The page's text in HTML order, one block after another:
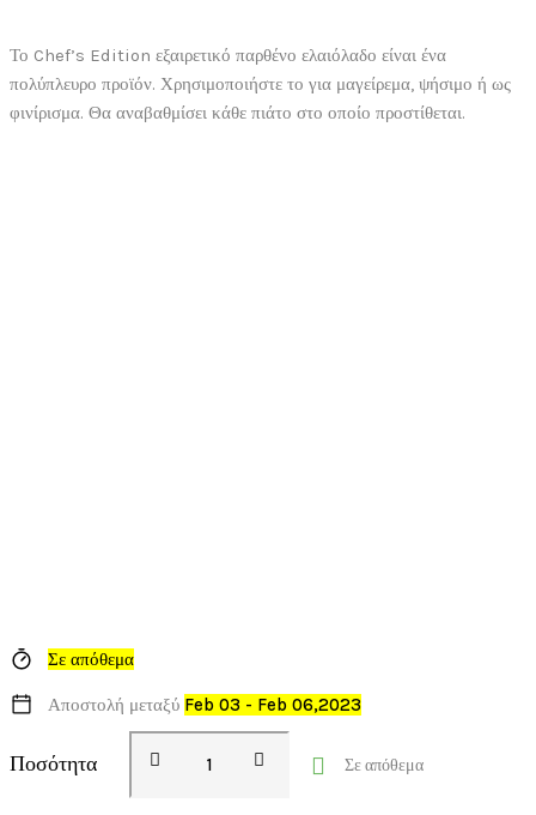
Το Chef’s Edition εξαιρετικό παρθένο ελαιόλαδο είναι ένα
πολύπλευρο προϊόν. Χρησιμοποιήστε το για μαγείρεμα, ψήσιμο ή ως
φινίρισμα. Θα αναβαθμίσει κάθε πιάτο στο οποίο προστίθεται.
Σε απόθεμα
Αποστολή μεταξύ Feb 03 - Feb 06,2023
Ποσότητα Σε απόθεμα